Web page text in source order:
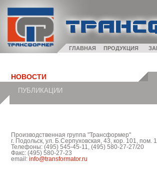
ГЛАВНАЯ ПРОДУКЦИЯ
НОВОСТИ
ПУБЛИКАЦИИ
Производственная группа "Трансформер"
г. Подольск, ул. Б.Серпуховская, 43, кор. 101, пом. 1
Телефоны: (495) 545-45-11, (495) 580-27-27/20
Факс: (495) 580-27-23
email: info@transformator.ru